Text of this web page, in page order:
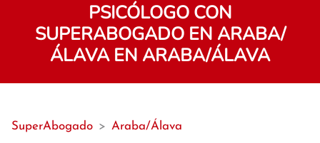
PSICÓLOGO CON
SUPERABOGADO EN ARABA/
ÁLAVA EN ARABA/ÁLAVA
SuperAbogado > Araba/Álava